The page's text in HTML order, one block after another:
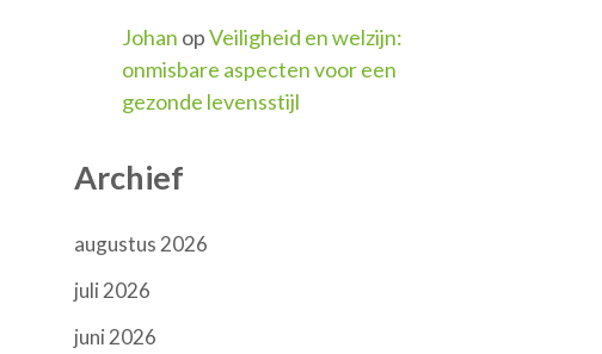
Johan opVeiligheid en welzijn:
onmisbare aspecten voor een
gezonde levensstijl
Archief
augustus 2026
juli 2026
juni 2026